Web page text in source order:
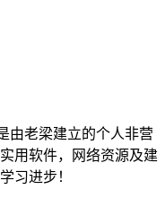
由老梁建立的个人非营
用软件，网络资源及建
习进步！